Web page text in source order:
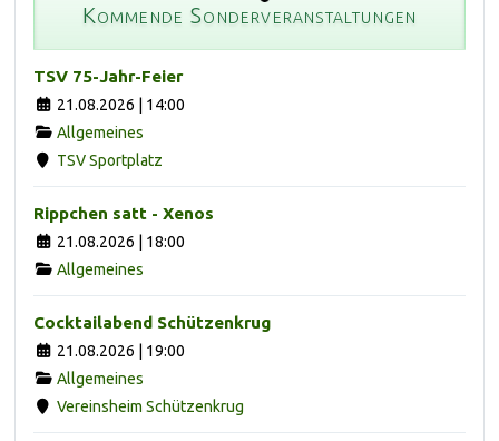
Kommende Sonderveranstaltungen
TSV 75-Jahr-Feier
21.08.2026 | 14:00
Allgemeines
TSV Sportplatz
Rippchen satt - Xenos
21.08.2026 | 18:00
Allgemeines
Cocktailabend Schützenkrug
21.08.2026 | 19:00
Allgemeines
Vereinsheim Schützenkrug